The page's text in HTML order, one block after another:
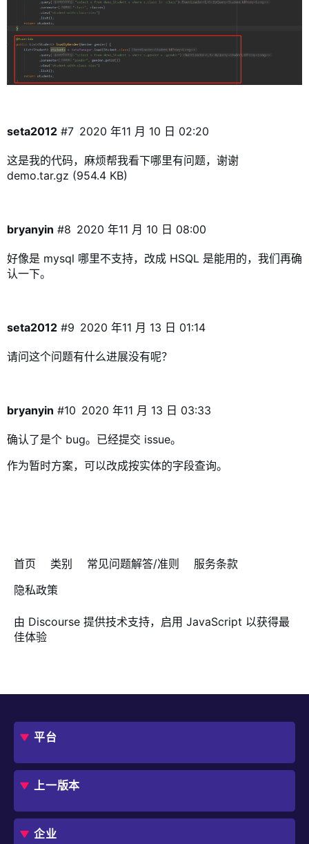
seta2012 2020 年11 月 10 日 02:20
#7
这是我的代码，麻烦帮我看下哪里有问题，谢谢
demo.tar.gz (954.4 KB)
bryanyin 2020 年11 月 10 日 08:00
#8
好像是 mysql 哪里不支持，改成 HSQL 是能用的，我们再确
认一下。
seta2012 2020 年11 月 13 日 01:14
#9
请问这个问题有什么进展没有呢？
bryanyin 2020 年11 月 13 日 03:33
#10
确认了是个 bug。已经提交 issue。
作为暂时方案，可以改成按实体的字段查询。
首页 类别 常见问题解答/准则
服务条款
隐私政策
由 Discourse 提供技术支持，启用 JavaScript 以获得最
佳体验
平台
概述
框架
Studio
扩展组件市场
评估指南
Jmix 适合我的项目吗？
上一版本
CUBA 平台
企业